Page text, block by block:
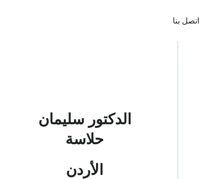
اتصل بنا
الدكتور سليمان
حلاسة
الأردن